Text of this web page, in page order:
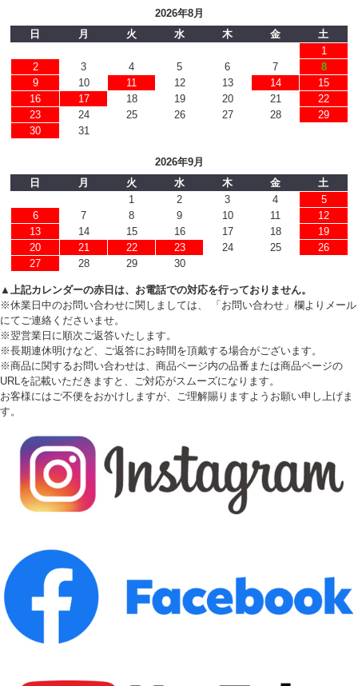
2026年8月
日
月 火 水 木 金
土
1
2
3 4 5 6 7
8
9
10 11 12 13 14
15
16
17 18 19 20 21
22
23
24 25 26 27 28
29
30
31
2026年9月
日
月 火 水 木 金
土
1
2 3 4
5
6
7 8 9 10 11
12
13
14 15 16 17 18
19
20
21 22 23 24 25
26
27
28 29 30
▲上記カレンダーの赤日は、お電話での対応を行っておりません。
※休業日中のお問い合わせに関しましては、 「お問い合わせ」欄よりメール
にてご連絡くださいませ。
※翌営業日に順次ご返答いたします。
※長期連休明けなど、ご返答にお時間を頂戴する場合がございます。
※商品に関するお問い合わせは、商品ページ内の品番または商品ページの
URLを記載いただきますと、ご対応がスムーズになります。
お客様にはご不便をおかけしますが、ご理解賜りますようお願い申し上げま
す。